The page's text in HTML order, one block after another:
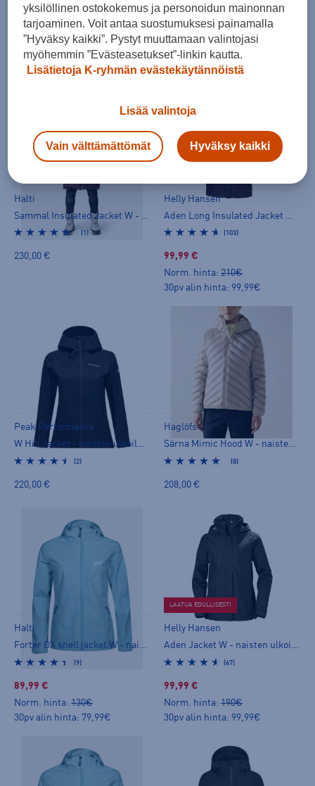
(0)
229,00 €
Norm. hinta: 329€
30pv alin hinta: 229€
(1)
230,00 €
Halti
(1)
230,00 €
Helly Hansen
(103)
99,99 €
Norm. hinta: 210€
30pv alin hinta: 99,99€
Peak Performance
W Hill Jacket - naisten ulkoilutakki
(2)
220,00 €
Haglöfs
Särna Mimic Hood W - naisten ulkoilutakki
(8)
208,00 €
Halti
Forter DX shell jacket W - naisten ulkoilutakki
(9)
89,99 €
Norm. hinta: 130€
30pv alin hinta: 79,99€
LAATUA EDULLISESTI
Helly Hansen
Aden Jacket W - naisten ulkoilutakki
(67)
99,99 €
Norm. hinta: 190€
30pv alin hinta: 99,99€
yksilöllinen ostokokemus ja personoidun mainonnan
tarjoaminen. Voit antaa suostumuksesi painamalla
”Hyväksy kaikki”. Pystyt muuttamaan valintojasi
myöhemmin ”Evästeasetukset”-linkin kautta.
Lisätietoja K-ryhmän evästekäytännöistä
Lisää valintoja
Vain välttämättömät Hyväksy kaikki